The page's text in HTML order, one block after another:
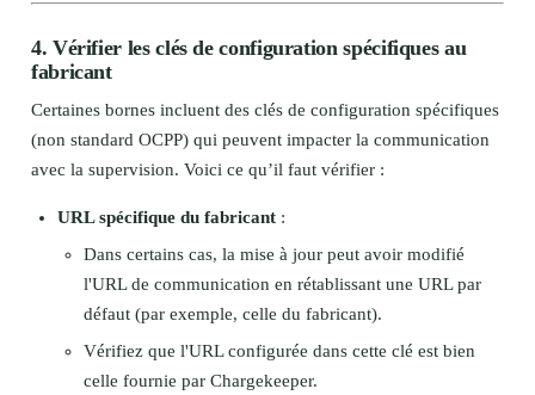
4. Vérifier les clés de configuration spécifiques au
fabricant
Certaines bornes incluent des clés de configuration spécifiques
(non standard OCPP) qui peuvent impacter la communication
avec la supervision. Voici ce qu’il faut vérifier :
URL spécifique du fabricant :
Dans certains cas, la mise à jour peut avoir modifié
l'URL de communication en rétablissant une URL par
défaut (par exemple, celle du fabricant).
Vérifiez que l'URL configurée dans cette clé est bien
celle fournie par Chargekeeper.